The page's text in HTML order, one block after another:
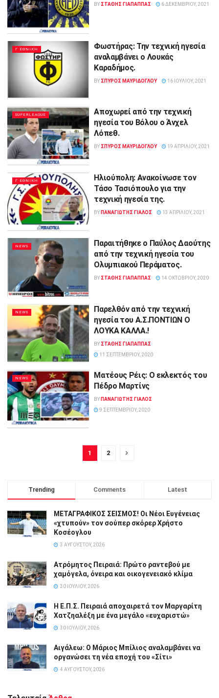
BY ΣΤΑΘΗΣ ΓΊΑΠΑΠΠΑΣ 6 ΔΕΚΕΜΒΡΊΟΥ, 2021
Γ ΕΘΝΙΚΗ
Φωστήρας: Την τεχνική ηγεσία
αναλαμβάνει ο Λουκάς
Καραδήμος.
BY ΣΠΥΡΟΣ ΜΑΥΡΙΔΟΓΛΟΥ 16 ΙΟΥΛΊΟΥ, 2021
SUPERLEAGUE
Αποχωρεί από την τεχνική
ηγεσία του Βόλου ο Άνχελ
Λόπεθ.
BY ΣΠΥΡΟΣ ΜΑΥΡΙΔΟΓΛΟΥ 19 ΑΠΡΙΛΊΟΥ, 2021
Γ ΕΘΝΙΚΗ
Ηλιούπολη: Ανακοίνωσε τον
Τάσο Τασιόπουλο για την
τεχνική ηγεσία της.
BY ΠΑΝΑΓΙΩΤΗΣ ΓΙΑΛΟΣ 13 ΑΠΡΙΛΊΟΥ, 2021
NEWS
Παραιτήθηκε ο Παύλος Δαούτης
από την τεχνική ηγεσία του
Ολυμπιακού Περάματος.
BY ΣΤΑΘΗΣ ΓΊΑΠΑΠΠΑΣ 14 ΟΚΤΩΒΡΊΟΥ, 2020
NEWS
Παρελθόν από την τεχνική
ηγεσία του Α.Σ.ΠΟΝΤΙΩΝ Ο
ΛΟΥΚΑ ΚΑΛΛΑ.!
BY ΣΤΑΘΗΣ ΓΊΑΠΑΠΠΑΣ
11 ΣΕΠΤΕΜΒΡΊΟΥ, 2020
NEWS
Mατέους Ρέις: Ο εκλεκτός του
Πέδρο Μαρτίνς
BY ΠΑΝΑΓΙΩΤΗΣ ΓΙΑΛΟΣ
9 ΣΕΠΤΕΜΒΡΊΟΥ, 2020
1 2
Trending Comments Latest
ΜΕΤΑΓΡΑΦΙΚΟΣ ΣΕΙΣΜΟΣ! Οι Νέοι Ευγένειας
«χτυπούν» τον σούπερ σκόρερ Χρήστο
Κοσέογλου
3 ΑΥΓΟΎΣΤΟΥ, 2026
Ατρόμητος Πειραιά: Πρώτο ραντεβού με
χαμόγελα, όνειρα και οικογενειακό κλίμα
30 ΙΟΥΛΊΟΥ, 2026
Η Ε.Π.Σ. Πειραιά αποχαιρετά τον Μαργαρίτη
Χατζηαλέξη με ένα μεγάλο «ευχαριστώ»
30 ΙΟΥΛΊΟΥ, 2026
Αιγάλεω: Ο Μάριος Μπίλιος αναλαμβάνει να
οργανώσει τη νέα εποχή του «Σίτι»
4 ΑΥΓΟΎΣΤΟΥ, 2026